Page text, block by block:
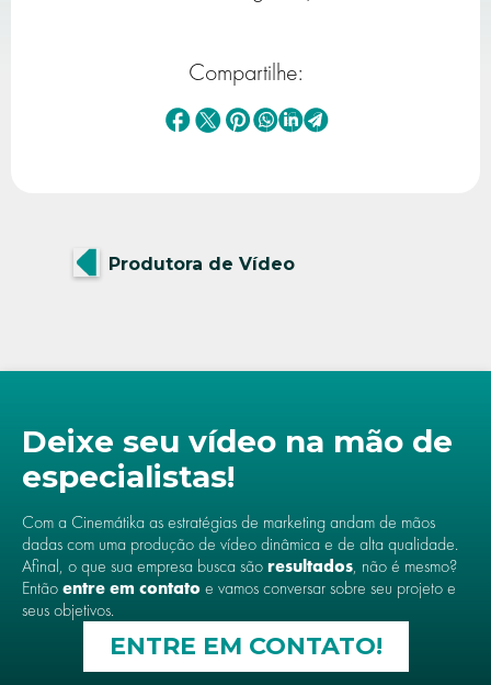
Compartilhe:
Produtora de Vídeo
Deixe seu vídeo na mão de
especialistas!
Com a Cinemátika as estratégias de marketing andam de mãos
dadas com uma produção de vídeo dinâmica e de alta qualidade.
Afinal, o que sua empresa busca sãoresultados, não é mesmo?
Entãoentre em contatoe vamos conversar sobre seu projeto e
seus objetivos.
ENTRE EM CONTATO!